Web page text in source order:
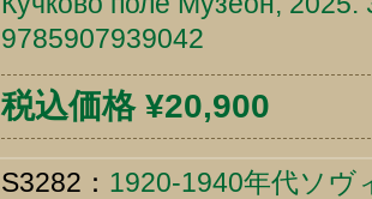
9785907939042
税込価格 ¥20,900
S3282： 1920-1940年代ソヴ